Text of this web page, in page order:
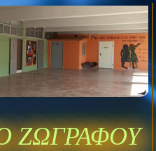
ΖΩΓΡΑΦΟΥ